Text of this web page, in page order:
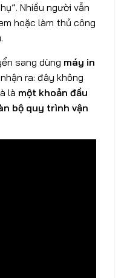
Nhiều người vẫn
hoặc làm thủ công
sang dùng máy in
ra: đây không
là một khoản đầu
bộ quy trình vận